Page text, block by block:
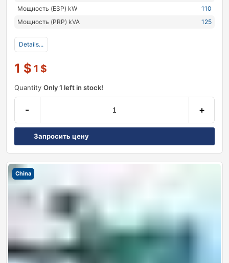
Мощность (ESP) kW
110
Мощность (PRP) kVA
125
Details...
1 $ 1 $
Quantity Only 1 left in stock!
- +
Запросить цену
China